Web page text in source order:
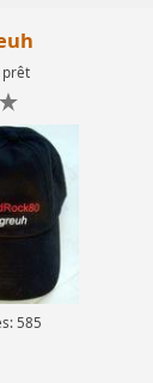
prêt
585